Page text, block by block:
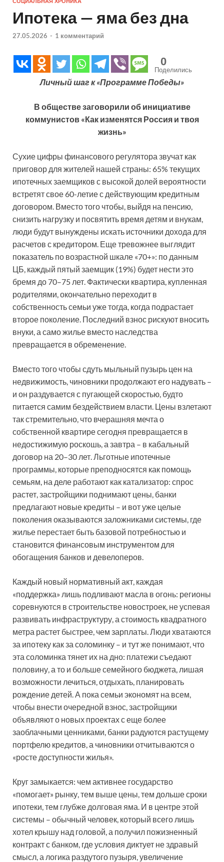
Ипотека — яма без дна
27.05.2026 - 1 комментарий
0
Поделились
Личный шаг к «Программе Победы»
В обществе заговорили об инициативе
коммунистов «Как изменятся Россия и твоя
жизнь»
Сухие цифры финансового регулятора звучат как
приговор для жителей нашей страны: 65% текущих
ипотечных заемщиков с высокой долей вероятности
встретят свое 60-летие с действующим кредитным
договором. Вместо того чтобы, выйдя на пенсию,
снизить нагрузку и посвятить время детям и внукам,
люди будут вынуждены искать источники дохода для
расчетов с кредитором. Еще тревожнее выглядит
показатель по возрастной шкале «70+»: по данным
ЦБ, каждый пятый заемщик (19%) будет нести это
бремя до 70–75 лет. Фактически квартира, купленная
родителями, окончательно переходит в
собственность семьи уже тогда, когда подрастает
второе поколение. Последний взнос рискуют вносить
внуки, а само жилье вместо наследства
превращается в обременение.
Вместо того чтобы сдуть мыльный пузырь цен на
недвижимость, чиновники продолжают его надувать –
и он раздувается с пугающей скоростью, будто
питается самим бездействием власти. Цены взлетают
так стремительно, что вчерашняя мечта о
собственной квартире сегодня превращается в
недостижимую роскошь, а завтра – в кабальный
договор на 20–30 лет. Льготные ипотечные
программы, которые преподносятся как помощь
семьям, на деле работают как катализатор: спрос
растет, застройщики поднимают цены, банки
предлагают новые кредиты – и вот уже целые
поколения оказываются заложниками системы, где
жилье перестает быть базовой потребностью и
становится финансовым инструментом для
обогащения банков и девелоперов.
Каждый новый нормативный акт, каждая
«поддержка» лишь подливают масла в огонь: регионы
соревнуются в строительстве новостроек, не успевая
развивать инфраструктуру, а стоимость квадратного
метра растет быстрее, чем зарплаты. Люди хватаются
за ипотеку как за соломинку – и тут же понимают, что
эта соломинка тянет их на дно: платежи съедают
половину, а то и больше семейного бюджета, лишая
возможности лечиться, отдыхать, планировать
рождение детей. А пока семьи экономят на всем,
чтобы внести очередной взнос, застройщики
объявляют о новых проектах с еще более
заоблачными ценниками, банки радуются растущему
портфелю кредитов, а чиновники отчитываются о
«росте доступности жилья».
Круг замыкается: чем активнее государство
«помогает» рынку, тем выше цены, тем дольше сроки
ипотеки, тем глубже долговая яма. И в центре этой
системы – обычный человек, который всего лишь
хотел крышу над головой, а получил пожизненный
контракт с банком, где условия диктует не здравый
смысл, а логика раздутого пузыря, увеличение